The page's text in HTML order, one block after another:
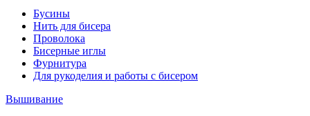
Бусины
Нить для бисера
Проволока
Бисерные иглы
Фурнитура
Для рукоделия и работы с бисером
Вышивание